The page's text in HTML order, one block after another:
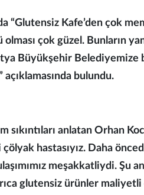
“Glutensiz Kafe’den çok
çok güzel. Bunların
Büyükşehir Belediyemize
bulundu.
sıkıntıları anlatan Orhan
hastasıyız. Daha
meşakkatliydi. Şu
glutensiz ürünler